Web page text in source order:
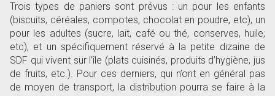
Trois types de paniers sont prévus : un pour les enfants
(biscuits, céréales, compotes, chocolat en poudre, etc), un
pour les adultes (sucre, lait, café ou thé, conserves, huile,
etc), et un spécifiquement réservé à la petite dizaine de
SDF qui vivent sur l’île (plats cuisinés, produits d’hygiène, jus
de fruits, etc.). Pour ces derniers, qui n’ont en général pas
de moyen de transport, la distribution pourra se faire à la